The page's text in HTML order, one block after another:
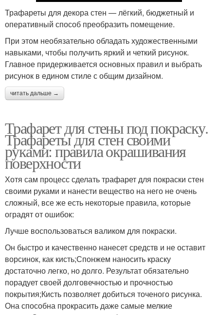
Трафареты для декора стен — лёгкий, бюджетный и
оперативный способ преобразить помещение.
При этом необязательно обладать художественными
навыками, чтобы получить яркий и четкий рисунок.
Главное придерживается основных правил и выбрать
рисунок в едином стиле с общим дизайном.
читать дальше →
Трафарет для стены под покраску.
Трафареты для стен своими
руками: правила окрашивания
поверхности
Хотя сам процесс сделать трафарет для покраски стен
своими руками и нанести вещество на него не очень
сложный, все же есть некоторые правила, которые
оградят от ошибок:
Лучше воспользоваться валиком для покраски.
Он быстро и качественно нанесет средств и не оставит
ворсинок, как кисть;Спонжем наносить краску
достаточно легко, но долго. Результат обязательно
порадует своей долговечностью и прочностью
покрытия;Кисть позволяет добиться точеного рисунка.
Она способна прокрасить даже самые мелкие